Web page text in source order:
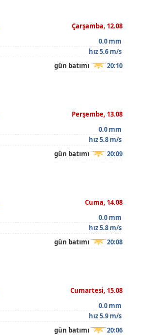
Çarşamba, 12.08
0.0 mm
hız 5.6 m/s
gün batımı 20:10
Perşembe, 13.08
0.0 mm
hız 5.8 m/s
gün batımı 20:09
Cuma, 14.08
0.0 mm
hız 5.8 m/s
gün batımı 20:08
Cumartesi, 15.08
0.0 mm
hız 5.9 m/s
gün batımı 20:06